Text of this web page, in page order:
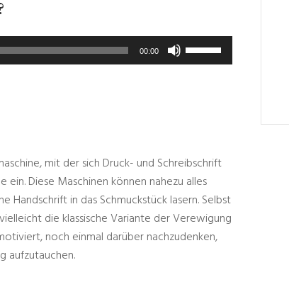
00:00
Hoch/Runter
mit der sich Druck- und Schreibschrift
ein. Diese Maschinen können nahezu alles
Handschrift in das Schmuckstück lasern. Selbst
die klassische Variante der Verewigung
noch einmal darüber nachzudenken,
aufzutauchen.